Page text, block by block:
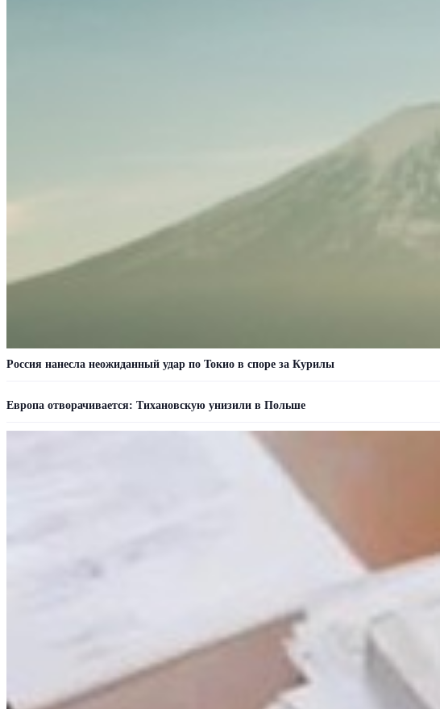
Россия нанесла неожиданный удар по Токио в споре за Курилы
Европа отворачивается: Тихановскую унизили в Польше